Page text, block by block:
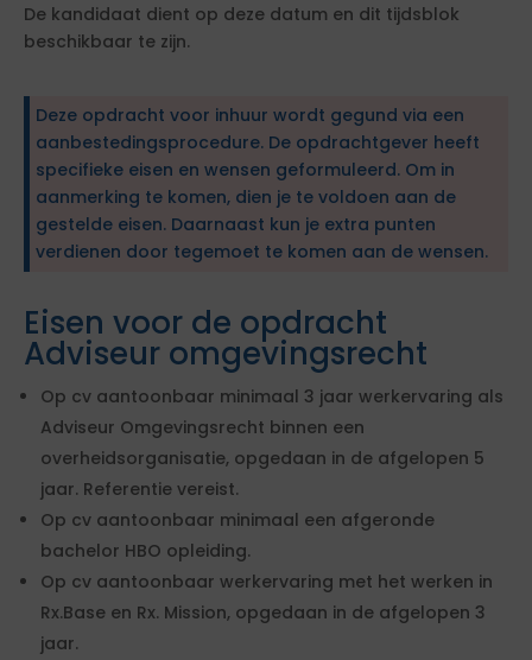
De kandidaat dient op deze datum en dit tijdsblok
beschikbaar te zijn.
Deze opdracht voor inhuur wordt gegund via een
aanbestedingsprocedure. De opdrachtgever heeft
specifieke eisen en wensen geformuleerd. Om in
aanmerking te komen, dien je te voldoen aan de
gestelde eisen. Daarnaast kun je extra punten
verdienen door tegemoet te komen aan de wensen.
Eisen voor de opdracht
Adviseur omgevingsrecht
Op cv aantoonbaar minimaal 3 jaar werkervaring als
Adviseur Omgevingsrecht binnen een
overheidsorganisatie, opgedaan in de afgelopen 5
jaar. Referentie vereist.
Op cv aantoonbaar minimaal een afgeronde
bachelor HBO opleiding.
Op cv aantoonbaar werkervaring met het werken in
Rx.Base en Rx. Mission, opgedaan in de afgelopen 3
jaar.